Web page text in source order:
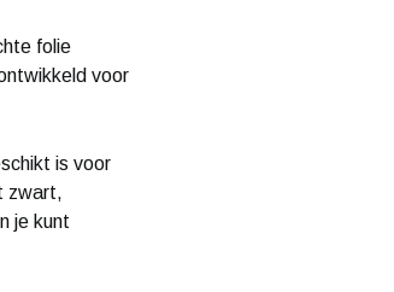
folie
voor
is voor
zwart,
je kunt